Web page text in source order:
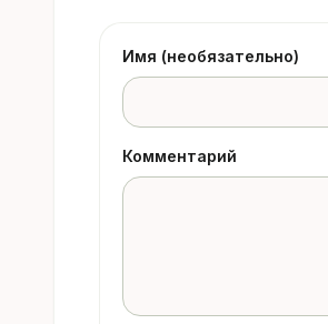
Имя (необязательно)
Комментарий